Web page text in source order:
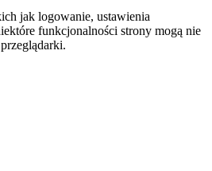
jak logowanie, ustawienia
funkcjonalności strony mogą nie